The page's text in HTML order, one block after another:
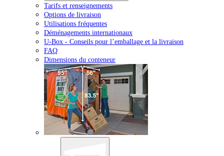
Tarifs et renseignements
Options de livraison
Utilisations fréquentes
Déménagements internationaux
U-Box - Conseils pour l’emballage et la livraison
FAQ
Dimensions du conteneur